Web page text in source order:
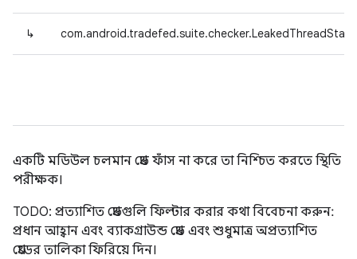
↳
একটি মডিউল চলমান থ্রেড ফাঁস না করে তা নিশ্চিত করতে স্থিতি
পরীক্ষক।
TODO: প্রত্যাশিত থ্রেডগুলি ফিল্টার করার কথা বিবেচনা করুন:
প্রধান আহ্বান এবং ব্যাকগ্রাউন্ড থ্রেড এবং শুধুমাত্র অপ্রত্যাশিত
থ্রেডের তালিকা ফিরিয়ে দিন।